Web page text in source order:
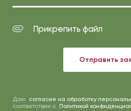
Прикрепить файл
Отправить
Даю согласие на обработку
соответствии с Политикой